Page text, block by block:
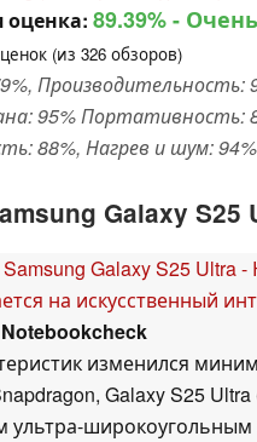
оценка: 89.39%-
(из 326 обзоров)
Производительность:
95% Портативность:
88%, Нагрев и шум: 94%
Galaxy S25
Galaxy S25
на искусственный
Notebookcheck
изменился
Galaxy S25
ультра-широкоугольным